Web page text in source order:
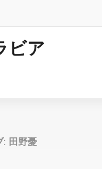
ビア
: 田野憂